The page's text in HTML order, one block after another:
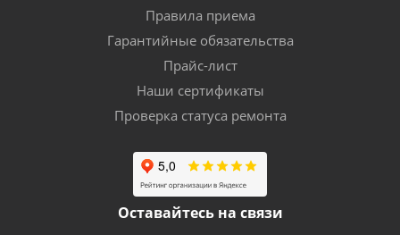
Правила приема
Гарантийные обязательства
Прайс-лист
Наши сертификаты
Проверка статуса ремонта
Оставайтесь на связи